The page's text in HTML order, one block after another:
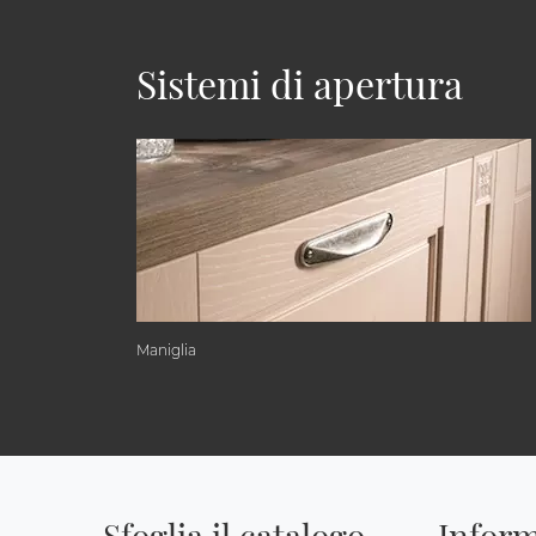
Sistemi di apertura
Maniglia